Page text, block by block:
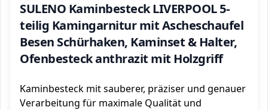
SULENO Kaminbesteck LIVERPOOL 5-
teilig Kamingarnitur mit Ascheschaufel
Besen Schürhaken, Kaminset & Halter,
Ofenbesteck anthrazit mit Holzgriff
Kaminbesteck mit sauberer, präziser und genauer
Verarbeitung für maximale Qualität und